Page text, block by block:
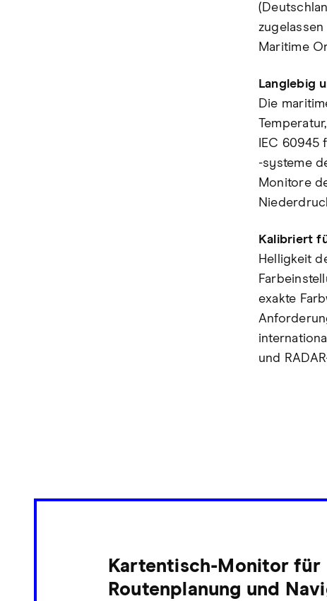
Maritime
Langlebig
Die
IEC
-systeme
Monitore
Kalibriert
Helligkeit
exakte
und
Kartentisch-Monitor für
Routenplanung und